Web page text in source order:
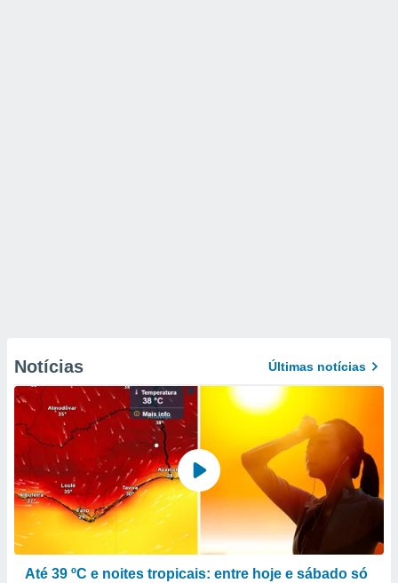
Notícias Últimas notícias
Até 39 ºC e noites tropicais: entre hoje e sábado só